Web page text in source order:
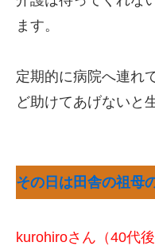
ます。
定期的に病院へ連れ
ど助けてあげないと
その日は田舎の祖母
kurohiroさん（40代